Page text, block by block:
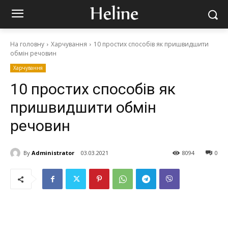
На головну Харчування
10 простих способів як пришвидшити
обмін речовин
Харчування
10 простих способів як
пришвидшити обмін
речовин
By Administrator 03.03.2021 0
8094